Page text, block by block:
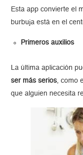
Esta app convierte el
burbuja está en el
Primeros auxilios
La última aplicación
ser más serios, como
que alguien necesita